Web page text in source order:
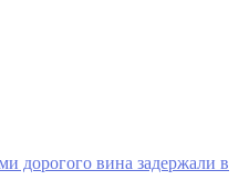
дорогого вина задержали в